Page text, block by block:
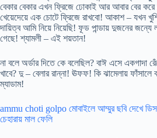
বেকার বেকার এখন ফ্রিজে ঢোকাই আর আবার বের
খেয়েদেয়ে এক চোটে ফ্রিজে রাখবো! আকাশ – যখন
দায়িত্ব আমি নিয়ে নিয়েছি! ফূড পান্ডায় দুজনের জন্যে
গেছে! শ্যামলী – এই শয়তান!
না বলে অর্ডার দিতে কে বলেছিল? বাঈ এসে একগাদা
খাবে? দু – বেলার রান্না! ঊফফ! কি ঝামেলায়
ম্যাডাম!
ammu choti golpo মোবাইলে আম্মুর ছবি দেখে
চেহারায় মাল ফেলি